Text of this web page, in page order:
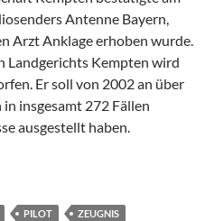
Antenne Bayern,
Arzt Anklage erhoben wurde.
Landgerichts Kempten wird
Er soll von 2002 an über
insgesamt 272 Fällen
ausgestellt haben.
für Piloten angeklagt
PILOT ZEUGNIS